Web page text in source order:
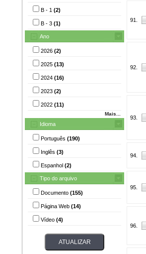
B - 1 (2)
B - 3 (1)
Ano
2026 (2)
2025 (13)
2024 (16)
2023 (2)
2022 (11)
Mais...
Idioma
Português (190)
Inglês (3)
Espanhol (2)
Tipo do arquivo
Documento (155)
Página Web (14)
Vídeo (4)
91.
92.
93.
94.
95.
96.